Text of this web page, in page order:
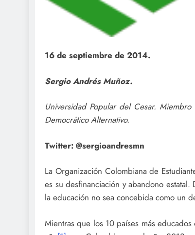
16 de septiembre de 2014.
Sergio Andrés Muñoz.
Universidad Popular del Cesar.
Democrático Alternativo.
Twitter: @sergioandresmn
La Organización Colombiana de
es su desfinanciación y abandono
la educación no sea concebida como un
Mientras que los 10 países más